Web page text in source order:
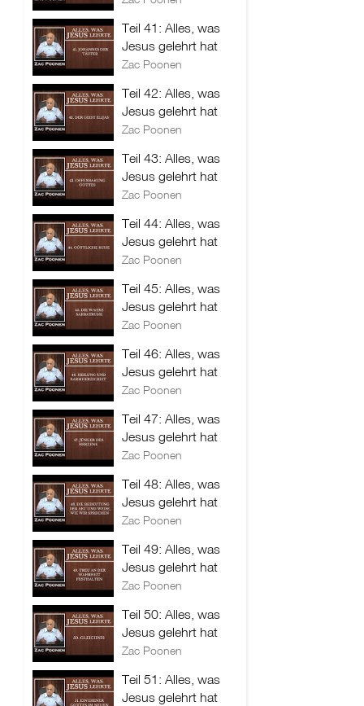
Teil 41: Alles, was
Jesus gelehrt hat
Zac Poonen
Teil 42: Alles, was
Jesus gelehrt hat
Zac Poonen
Teil 43: Alles, was
Jesus gelehrt hat
Zac Poonen
Teil 44: Alles, was
Jesus gelehrt hat
Zac Poonen
Teil 45: Alles, was
Jesus gelehrt hat
Zac Poonen
Teil 46: Alles, was
Jesus gelehrt hat
Zac Poonen
Teil 47: Alles, was
Jesus gelehrt hat
Zac Poonen
Teil 48: Alles, was
Jesus gelehrt hat
Zac Poonen
Teil 49: Alles, was
Jesus gelehrt hat
Zac Poonen
Teil 50: Alles, was
Jesus gelehrt hat
Zac Poonen
Teil 51: Alles, was
Jesus gelehrt hat